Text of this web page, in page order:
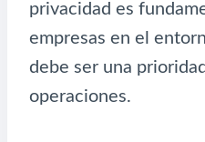
privacidad es
empresas en el
debe ser una
operaciones.